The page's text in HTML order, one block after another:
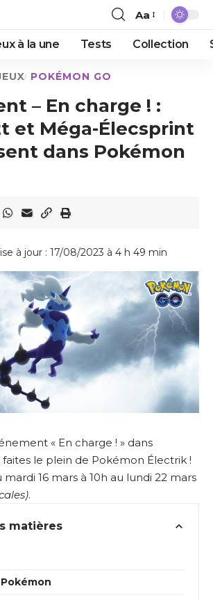
Aa
à la une Tests Collection
POKÉMON GO
– En charge ! :
et Méga-Élecsprint
dans Pokémon
à jour : 17/08/2023 à 4 h 49 min
« En charge ! » dans
le plein de Pokémon Électrik !
16 mars à 10h au lundi 22 mars
.
matières